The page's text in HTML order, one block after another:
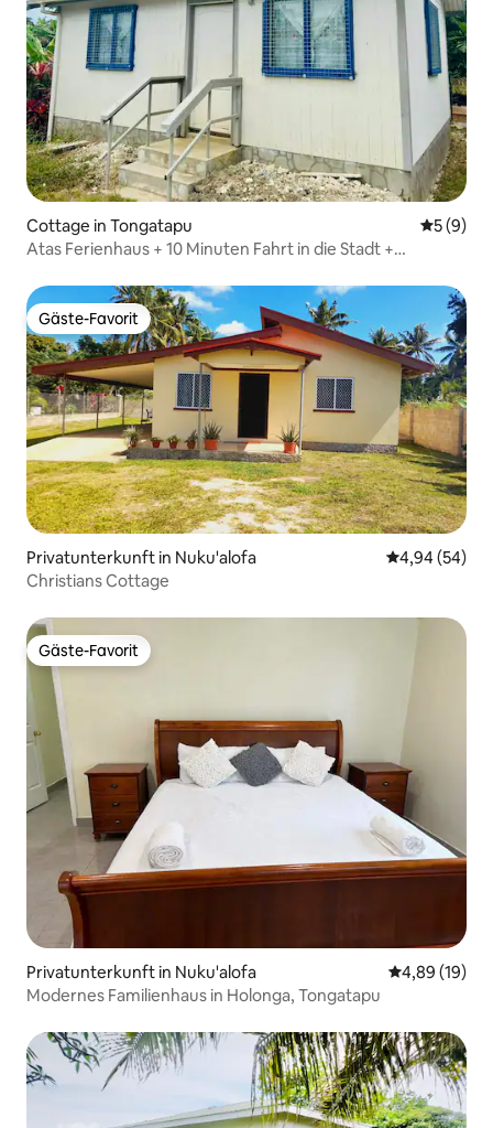
Cottage in Tongatapu
5 (9)
Atas Ferienhaus + 10 Minuten Fahrt in die Stadt +
Gäste-Favorit
Gäste-Favorit
Privatunterkunft in Nuku'alofa
4,94 (54)
Christians Cottage
Gäste-Favorit
Gäste-Favorit
Privatunterkunft in Nuku'alofa
4,89 (19)
Modernes Familienhaus in Holonga, Tongatapu